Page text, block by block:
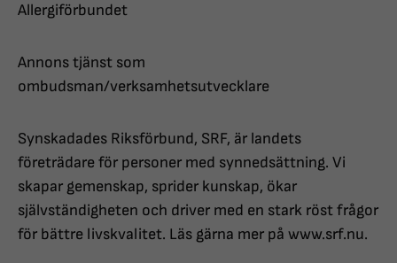
Allergiförbundet
Annons tjänst som
ombudsman/verksamhetsutvecklare
Synskadades Riksförbund, SRF, är landets
företrädare för personer med synnedsättning. Vi
skapar gemenskap, sprider kunskap, ökar
självständigheten och driver med en stark röst frågor
för bättre livskvalitet. Läs gärna mer på www.srf.nu.